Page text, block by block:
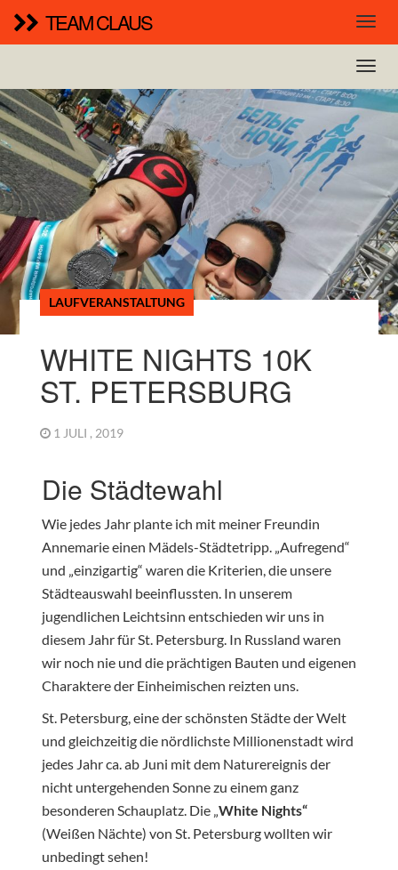
TEAM CLAUS
LAUFVERANSTALTUNG
WHITE NIGHTS 10K
ST. PETERSBURG
1 JULI , 2019
Die Städtewahl
Wie jedes Jahr plante ich mit meiner Freundin
Annemarie einen Mädels-Städtetripp. „Aufregend“
und „einzigartig“ waren die Kriterien, die unsere
Städteauswahl beeinflussten. In unserem
jugendlichen Leichtsinn entschieden wir uns in
diesem Jahr für St. Petersburg. In Russland waren
wir noch nie und die prächtigen Bauten und eigenen
Charaktere der Einheimischen reizten uns.
St. Petersburg, eine der schönsten Städte der Welt
und gleichzeitig die nördlichste Millionenstadt wird
jedes Jahr ca. ab Juni mit dem Naturereignis der
nicht untergehenden Sonne zu einem ganz
besonderen Schauplatz. Die „White Nights“
(Weißen Nächte) von St. Petersburg wollten wir
unbedingt sehen!